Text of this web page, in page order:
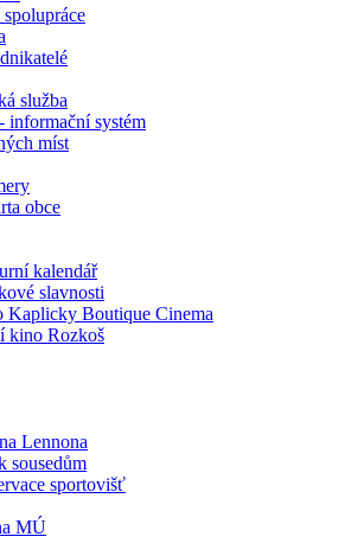
služba
informační systém
míst
obce
kalendář
slavnosti
Kaplicky Boutique Cinema
kino Rozkoš
Lennona
sousedům
sportovišť
MÚ